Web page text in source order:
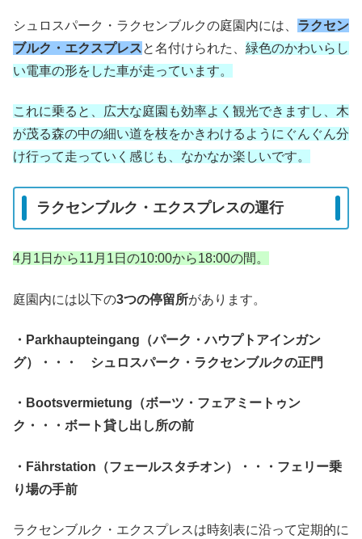
シュロスパーク・ラクセンブルクの庭園内には、 ラクセン
ブルク・エクスプレスと名付けられた、 緑色のかわいらし
い電車の形をした車が走っています。
これに乗ると、広大な庭園も効率よく観光できますし、木
が茂る森の中の細い道を枝をかきわけるようにぐんぐん分
け行って走っていく感じも、なかなか楽しいです。
ラクセンブルク・エクスプレスの運行
4月1日から11月1日の10:00から18:00の間。
庭園内には以下の3つの停留所があります。
・Parkhaupteingang（パーク・ハウプトアインガン
グ）・・・ シュロスパーク・ラクセンブルクの正門
・Bootsvermietung（ボーツ・フェアミートゥン
ク・・・ボート貸し出し所の前
・Fährstation（フェールスタチオン）・・・フェリー乗
り場の手前
ラクセンブルク・エクスプレスは時刻表に沿って定期的に